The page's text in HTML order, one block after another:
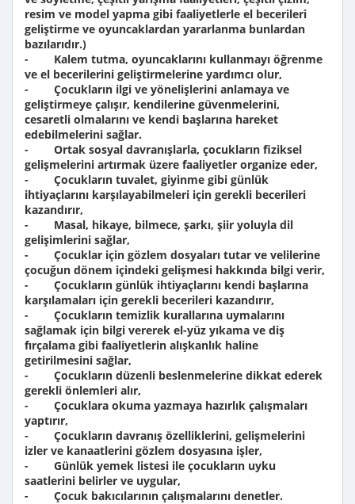
resim ve model yapma gibi faaliyetlerle el becerileri
geliştirme ve oyuncaklardan yararlanma bunlardan
bazılarıdır.)
- Kalem tutma, oyuncaklarını kullanmayı öğrenme
ve el becerilerini geliştirmelerine yardımcı olur,
- Çocukların ilgi ve yönelişlerini anlamaya ve
geliştirmeye çalışır, kendilerine güvenmelerini,
cesaretli olmalarını ve kendi başlarına hareket
edebilmelerini sağlar.
- Ortak sosyal davranışlarla, çocukların fiziksel
gelişmelerini artırmak üzere faaliyetler organize eder,
- Çocukların tuvalet, giyinme gibi günlük
ihtiyaçlarını karşılayabilmeleri için gerekli becerileri
kazandırır,
- Masal, hikaye, bilmece, şarkı, şiir yoluyla dil
gelişimlerini sağlar,
- Çocuklar için gözlem dosyaları tutar ve velilerine
çocuğun dönem içindeki gelişmesi hakkında bilgi verir,
- Çocukların günlük ihtiyaçlarını kendi başlarına
karşılamaları için gerekli becerileri kazandırır,
- Çocukların temizlik kurallarına uymalarını
sağlamak için bilgi vererek el-yüz yıkama ve diş
fırçalama gibi faaliyetlerin alışkanlık haline
getirilmesini sağlar,
- Çocukların düzenli beslenmelerine dikkat ederek
gerekli önlemleri alır,
- Çocuklara okuma yazmaya hazırlık çalışmaları
yaptırır,
- Çocukların davranış özelliklerini, gelişmelerini
izler ve kanaatlerini gözlem dosyasına işler,
- Günlük yemek listesi ile çocukların uyku
saatlerini belirler ve uygular,
- Çocuk bakıcılarının çalışmalarını denetler.